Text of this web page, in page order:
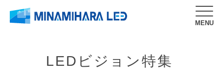
MENU
LEDビジョン特集